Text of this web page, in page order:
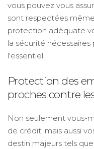
vous pouvez vous
sont respectées
protection adéquate
la sécurité
l'essentiel.
Protection des
proches contre
Non seulement vous-
de crédit, mais aussi
destin majeurs tels